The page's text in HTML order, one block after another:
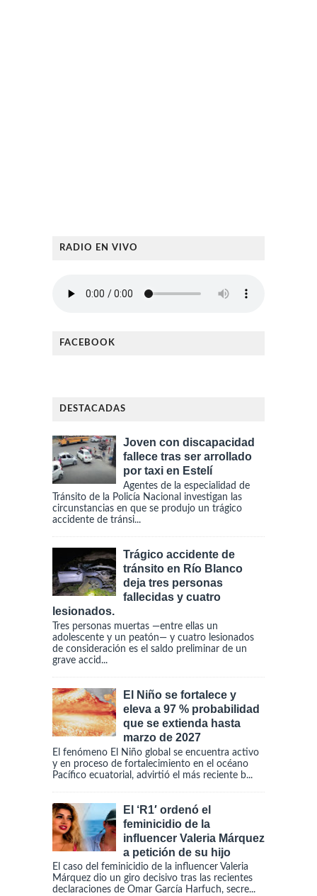
RADIO EN VIVO
FACEBOOK
DESTACADAS
Joven con discapacidad
fallece tras ser arrollado
por taxi en Estelí
Agentes de la especialidad de
Tránsito de la Policía Nacional investigan las
circunstancias en que se produjo un trágico
accidente de tránsi...
Trágico accidente de
tránsito en Río Blanco
deja tres personas
fallecidas y cuatro
lesionados.
Tres personas muertas —entre ellas un
adolescente y un peatón— y cuatro lesionados
de consideración es el saldo preliminar de un
grave accid...
El Niño se fortalece y
eleva a 97 % probabilidad
que se extienda hasta
marzo de 2027
El fenómeno El Niño global se encuentra activo
y en proceso de fortalecimiento en el océano
Pacífico ecuatorial, advirtió el más reciente b...
El ‘R1′ ordenó el
feminicidio de la
influencer Valeria Márquez
a petición de su hijo
El caso del feminicidio de la influencer Valeria
Márquez dio un giro decisivo tras las recientes
declaraciones de Omar García Harfuch, secre...